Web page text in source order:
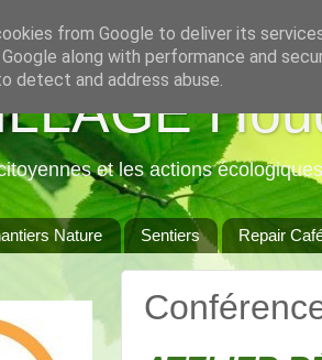
et les actions écologiques
Nature Sentiers Repair
from Google to deliver its
along with performance and
detect and address abuse.